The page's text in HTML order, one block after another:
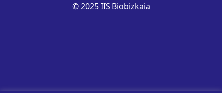
© 2025 IIS Biobizkaia